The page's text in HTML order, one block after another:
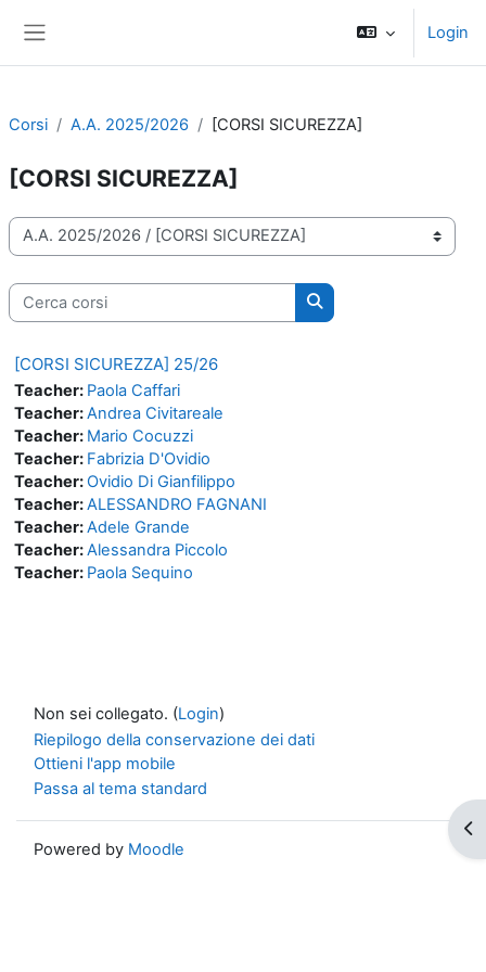
Login
Corsi A.A. 2025/2026 [CORSI SICUREZZA]
[CORSI SICUREZZA]
Categorie di corso
Cerca corsi
Cerca corsi
[CORSI SICUREZZA] 25/26
Teacher: Paola Caffari
Teacher:Andrea Civitareale
Teacher: Mario Cocuzzi
Teacher: Fabrizia D'Ovidio
Teacher:Ovidio Di Gianfilippo
Teacher:ALESSANDRO FAGNANI
Teacher:Adele Grande
Teacher:Alessandra Piccolo
Teacher: Paola Sequino
Non sei collegato. (Login)
Riepilogo della conservazione dei dati
Ottieni l'app mobile
Passa al tema standard
Powered by Moodle